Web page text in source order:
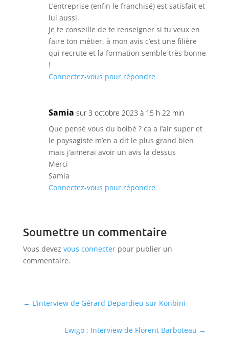
L’entreprise (enfin le franchisé) est satisfait et
lui aussi.
Je te conseille de te renseigner si tu veux en
faire ton métier, à mon avis c’est une filière
qui recrute et la formation semble très bonne
!
Connectez-vous pour répondre
Samia sur 3 octobre 2023 à 15 h 22 min
Que pensé vous du boibé ? ca a l’air super et
le paysagiste m’en a dit le plus grand bien
mais j’aimerai avoir un avis la dessus
Merci
Samia
Connectez-vous pour répondre
Soumettre un commentaire
Vous devez vous connecterpour publier un
commentaire.
← L’interview de Gérard Depardieu sur Konbini
Ewigo : Interview de Florent Barboteau →